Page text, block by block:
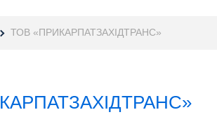
ТОВ «ПРИКАРПАТЗАХІДТРАНС»